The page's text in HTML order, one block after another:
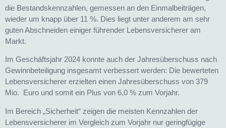
die Bestandskennzahlen, gemessen an den Einmalbeiträgen,
wieder um knapp über 11 %. Dies liegt unter anderem am sehr
guten Abschneiden einiger führender Lebensversicherer am
Markt.
Im Geschäftsjahr 2024 konnte auch der Jahresüberschuss nach
Gewinnbeteiligung insgesamt verbessert werden: Die bewerteten
Lebensversicherer erzielten einen Jahresüberschuss von 379
Mio. Euro und somit ein Plus von 6,0 % zum Vorjahr.
Im Bereich „Sicherheit“ zeigen die meisten Kennzahlen der
Lebensversicherer im Vergleich zum Vorjahr nur geringfügige